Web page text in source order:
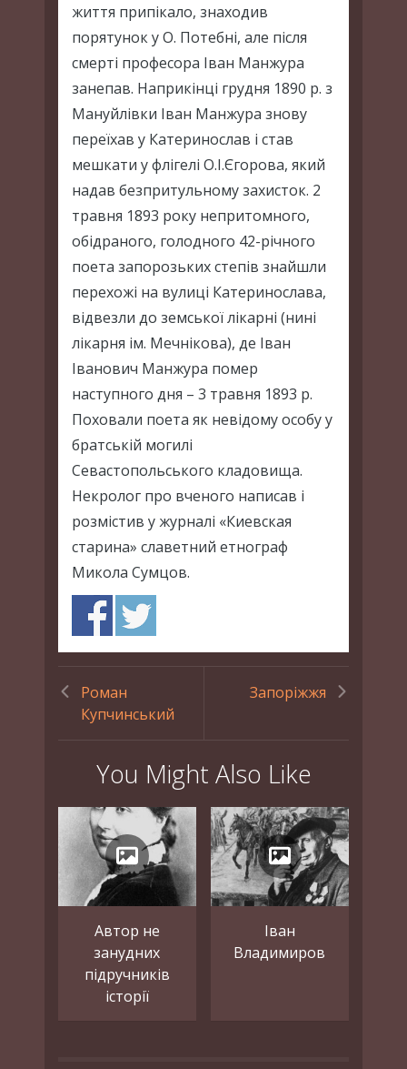
життя припікало, знаходив
порятунок у О. Потебні, але після
смерті професора Іван Манжура
занепав. Наприкінці грудня 1890 р. з
Мануйлівки Іван Манжура знову
переїхав у Катеринослав і став
мешкати у флігелі О.І.Єгорова, який
надав безпритульному захисток. 2
травня 1893 року непритомного,
обідраного, голодного 42-річного
поета запорозьких степів знайшли
перехожі на вулиці Катеринослава,
відвезли до земської лікарні (нині
лікарня ім. Мечнікова), де Іван
Іванович Манжура помер
наступного дня – 3 травня 1893 р.
Поховали поета як невідому особу у
братській могилі
Севастопольського кладовища.
Некролог про вченого написав і
розмістив у журналі «Киевская
старина» славетний етнограф
Микола Сумцов.
Роман
Купчинський
Запоріжжя
You Might Also Like
Автор не
занудних
підручників
історії
Іван
Владимиров